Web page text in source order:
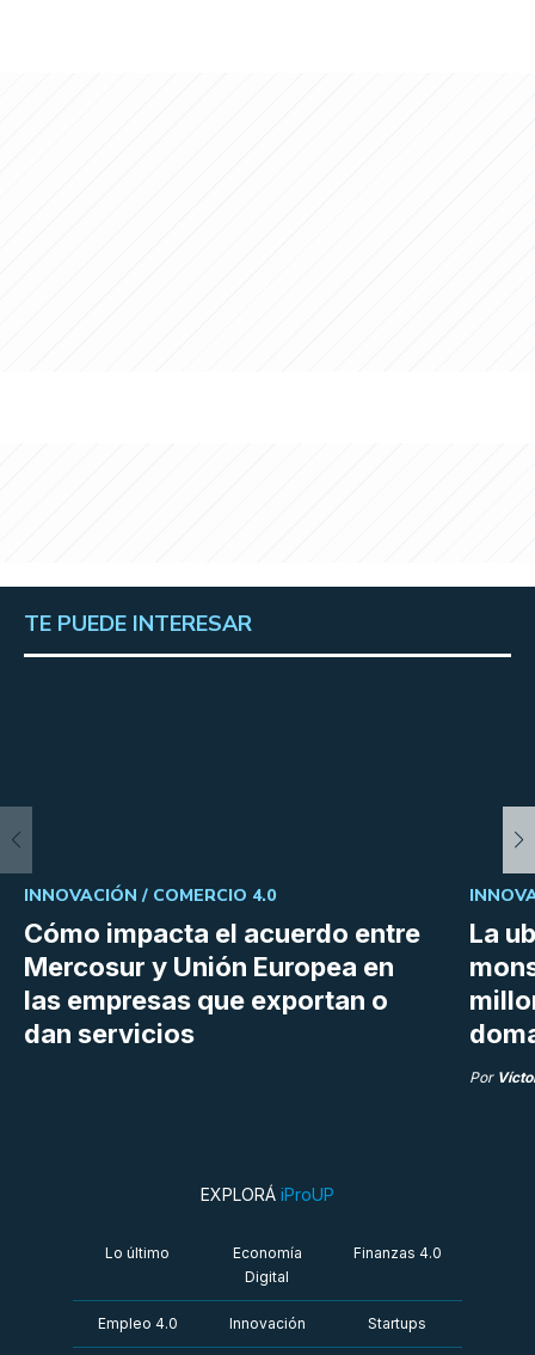
TE PUEDE INTERESAR
Cómo impacta el acuerdo entre
Mercosur y Unión Europea en
las empresas que exportan o
dan servicios
INNOVACIÓN / COMERCIO 4.0
La
Por
EXPLORÁ iProUP
Lo último
Economía
Digital
Finanzas 4.0
Empleo 4.0 Innovación Startups